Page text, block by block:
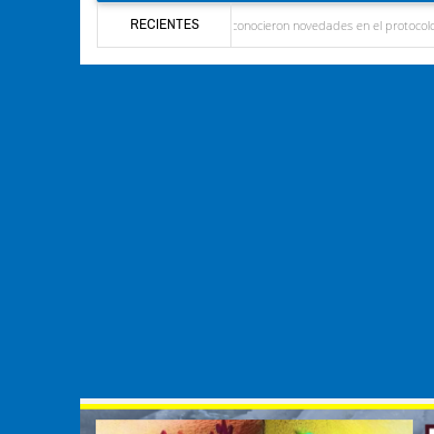
RECIENTES
las delegaciones y se conocieron novedades en el protocolo del 7 de agosto